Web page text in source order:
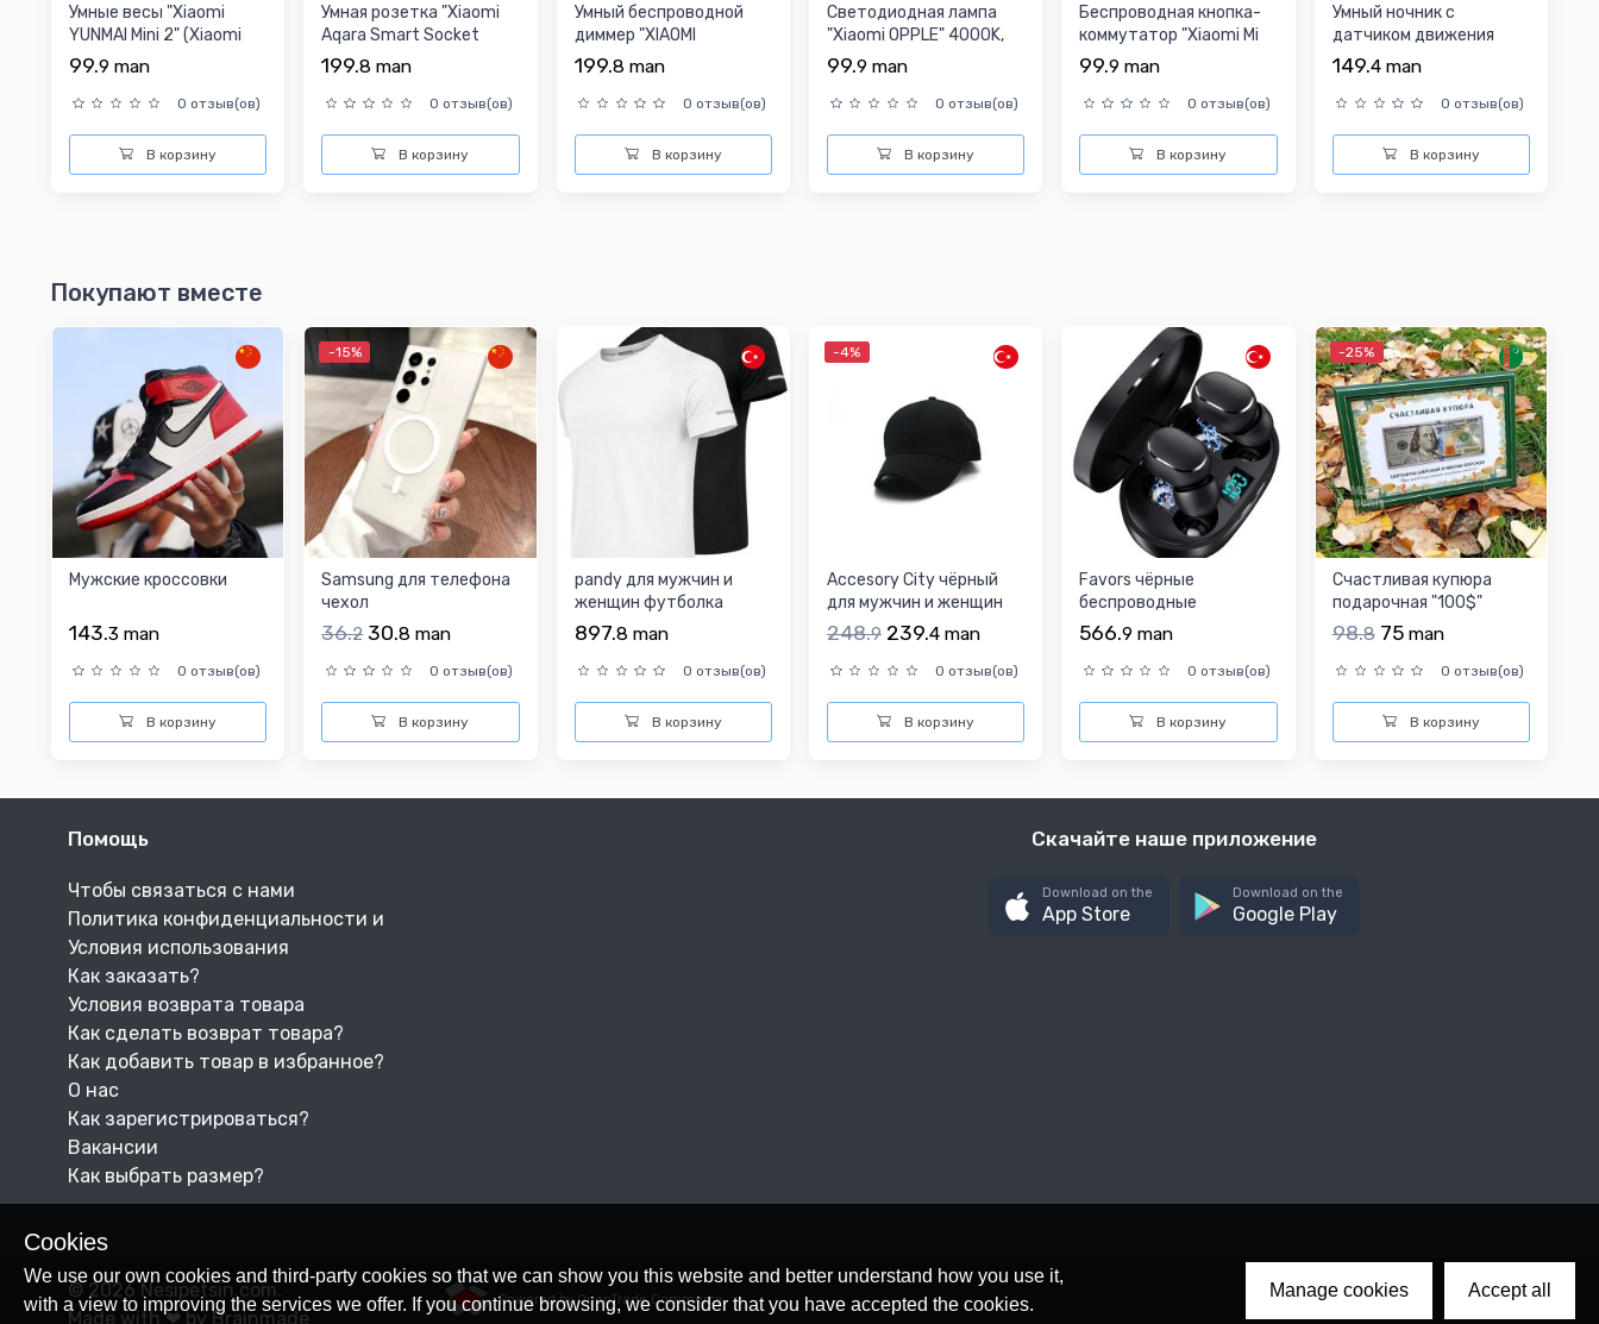
Умные весы "Xiaomi
YUNMAI Mini 2" (Xiaomi
Scale 2)
99.9 man
0 отзыв(ов)
В корзину
Умная розетка "Xiaomi
Aqara Smart Socket
QBCZ11LM"
199.8 man
0 отзыв(ов)
В корзину
Умный беспроводной
диммер "XIAOMI
YEELIGHT Yeelight
199.8 man
0 отзыв(ов)
В корзину
Светодиодная лампа
"Xiaomi OPPLE" 4000K,
E27, 3W
99.9 man
0 отзыв(ов)
В корзину
Беспроводная кнопка-
коммутатор "Xiaomi Mi
Wireless Switch WX...
99.9 man
0 отзыв(ов)
В корзину
Умный ночник с
датчиком движения
"Xiaomi MJYD02YL-A"
149.4 man
0 отзыв(ов)
В корзину
Покупают вместе
Мужские кроссовки
143.3 man
0 отзыв(ов)
В корзину
-15%
Samsung для телефона
чехол
36.2 30.8 man
0 отзыв(ов)
В корзину
pandy для мужчин и
женщин футболка
897.8 man
0 отзыв(ов)
В корзину
-4%
Accesory City чёрный
для мужчин и женщин
кепка
248.9 239.4 man
0 отзыв(ов)
В корзину
Favors чёрные
беспроводные
наушники
566.9 man
0 отзыв(ов)
В корзину
-25%
Счастливая купюра
подарочная "100$"
98.8 75 man
0 отзыв(ов)
В корзину
Cookies
We use our own cookies and third-party cookies so that we can show you this website and better understand how you use it,
with a view to improving the services we offer. If you continue browsing, we consider that you have accepted the cookies.
Manage cookies Accept all
Помощь
Чтобы связаться с нами
Политика конфиденциальности и
Условия использования
Как заказать?
Условия возврата товара
Как сделать возврат товара?
Как добавить товар в избранное?
О нас
Как зарегистрироваться?
Вакансии
Как выбрать размер?
Скачайте наше приложение
Download on the
App Store
Download on the
Google Play
© 2026 Nesipetsin.com.
Made with ❤ by Brainmade
Powered by OpenTrade Commerce